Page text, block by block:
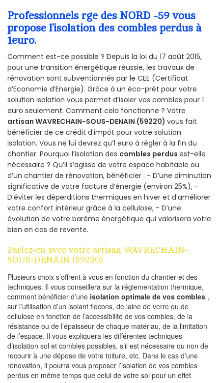
Professionnels rge des NORD -59 vous
propose l’isolation des combles perdus à
1euro.
Comment est-ce possible ? Depuis la loi du 17 août 2015,
pour une transition énergétique réussie, les travaux de
rénovation sont subventionnés par le CEE (Certificat
d’Economie d’Energie). Grâce à un éco-prêt pour votre
solution isolation vous permet d’isoler vos combles pour 1
euro seulement. Comment cela fonctionne ? Votre
artisan WAVRECHAIN-SOUS-DENAIN (59220) vous fait
bénéficier de ce crédit d’impôt pour votre solution
isolation. Vous ne lui devrez qu’1 euro à régler à la fin du
chantier. Pourquoi l’isolation des combles perdus est-elle
nécessaire ? Qu’il s’agisse de votre espace habitable ou
d’un chantier de rénovation, bénéficier : - D’une diminution
significative de votre facture d’énergie (environ 25%), -
D’éviter les déperditions thermiques en hiver et d’améliorer
votre confort intérieur grâce à la cellulose, - D’une
évolution de votre barème énergétique qui valorisera votre
bien en cas de revente.
Parlez-en avec votre artisan WAVRECHAIN-
SOUS-DENAIN (59220)
Plusieurs choix s’offrent à vous en fonction du chantier et des
techniques. Il vous conseillera sur la réglementation thermique,
comment bénéficier d’une isolation optimale de vos combles ,
sur l’utilisation d’un isolant flocons, de laine de verre ou de
cellulose en fonction de l’accessibilité de vos combles, de la
résistance ou de l’épaisseur de chaque matériau, de la limitation
de l’espace. Il vous expliquera les différentes techniques
d’isolation sol et combles possibles, s’il est nécessaire ou non de
recourir à une dépose de votre toiture, etc. Dans le cas d’une
rénovation, il pourra vous proposer l’isolation de vos combles
perdus en même temps que celui de votre sol pour un effet